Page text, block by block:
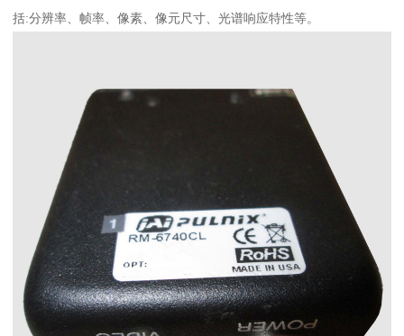
括:分辨率、帧率、像素、像元尺寸、光谱响应特性等。